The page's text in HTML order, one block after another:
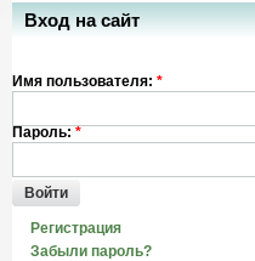
Вход на сайт
Имя пользователя: *
Пароль: *
Войти
Регистрация
Забыли пароль?